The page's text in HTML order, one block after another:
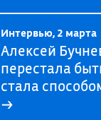
Интервью, 2 марта
Алексей
перестала
стала
→